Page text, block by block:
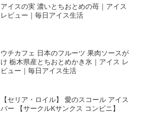
アイスの実 濃いとちおとめの苺｜アイス
レビュー｜毎日アイス生活
ウチカフェ 日本のフルーツ 果肉ソースが
け 栃木県産とちおとめかき氷｜アイス レ
ビュー｜毎日アイス生活
【セリア・ロイル】 愛のスコール アイス
バー 【サークルKサンクス コンビニ】